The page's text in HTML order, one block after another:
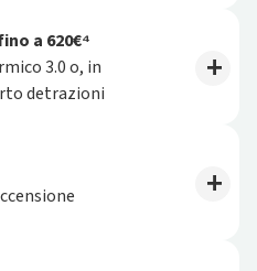
a 620€⁴
3.0 o, in
detrazioni